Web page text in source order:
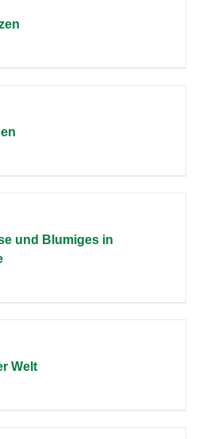
und Blumiges in
Welt